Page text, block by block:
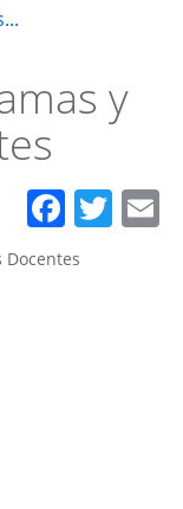
y
Docentes